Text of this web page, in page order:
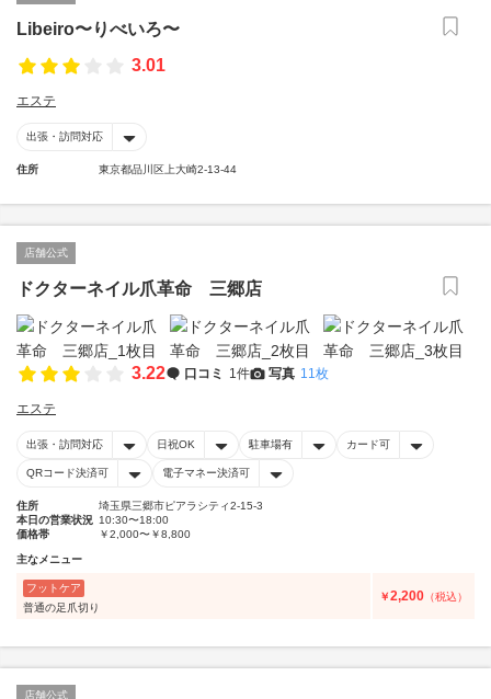
Libeiro〜りべいろ〜
3.01
エステ
出張・訪問対応
住所 東京都品川区上大崎2-13-44
店舗公式
ドクターネイル爪革命 三郷店
3.22 口コミ 1件 写真 11枚
エステ
出張・訪問対応 日祝OK 駐車場有 カード可
QRコード決済可 電子マネー決済可
住所
埼玉県三郷市ピアラシティ2-15-3
本日の営業状況 10:30〜18:00
価格帯
￥2,000〜￥8,800
主なメニュー
フットケア
普通の足爪切り
￥2,200 （税込）
店舗公式